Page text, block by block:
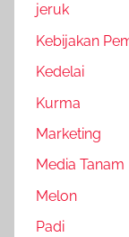
jeruk
Kebijakan
Kedelai
Kurma
Marketing
Media Tanam
Melon
Padi